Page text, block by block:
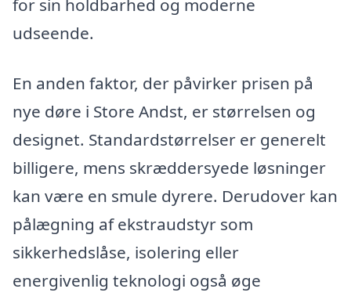
for sin holdbarhed og moderne
udseende.
En anden faktor, der påvirker prisen på
nye døre i Store Andst, er størrelsen og
designet. Standardstørrelser er generelt
billigere, mens skræddersyede løsninger
kan være en smule dyrere. Derudover kan
pålægning af ekstraudstyr som
sikkerhedslåse, isolering eller
energivenlig teknologi også øge